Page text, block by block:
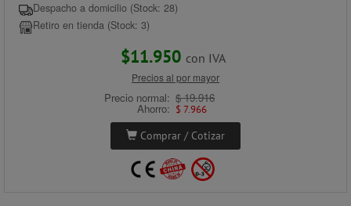
Despacho a domicilio (Stock: 28)
Retiro en tienda (Stock: 3)
$11.950 con IVA
Precios al por mayor
Precio normal: $ 19.916
Ahorro: $ 7.966
Comprar / Cotizar